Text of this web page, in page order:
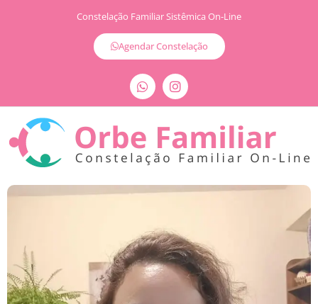
Constelação Familiar Sistêmica On-Line
Agendar Constelação